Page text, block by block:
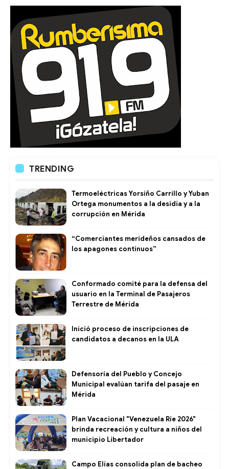
TRENDING
Termoeléctricas Yorsiño Carrillo y Yuban
Ortega monumentos a la desidia y a la
corrupción en Mérida
“Comerciantes merideños cansados de
los apagones continuos”
Conformado comité para la defensa del
usuario en la Terminal de Pasajeros
Terrestre de Mérida
Inició proceso de inscripciones de
candidatos a decanos en la ULA
Defensoría del Pueblo y Concejo
Municipal evalúan tarifa del pasaje en
Mérida
Plan Vacacional "Venezuela Ríe 2026"
brinda recreación y cultura a niños del
municipio Libertador
Campo Elías consolida plan de bacheo